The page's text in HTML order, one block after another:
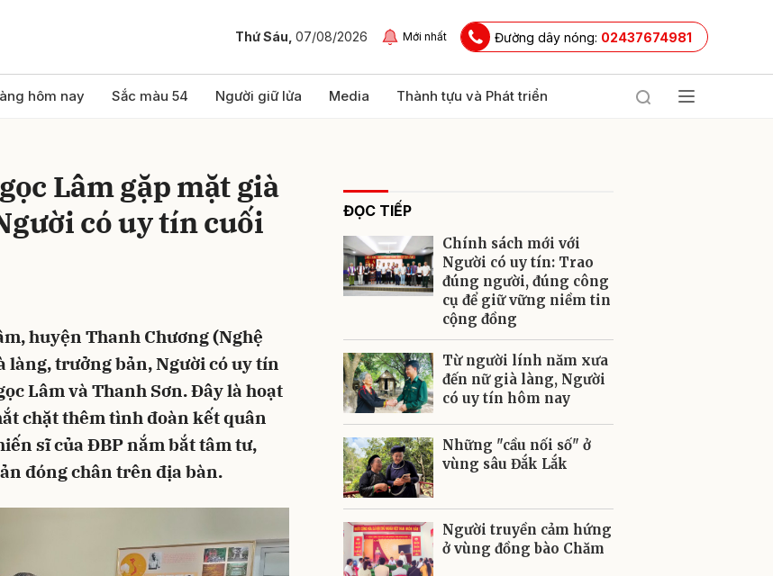
Thứ Sáu, 07/08/2026 Mới nhất Đường dây nóng: 02437674981
hôm nay Sắc màu 54 Người giữ lửa Media Thành tựu và Phát triển
Lâm gặp mặt già
có uy tín cuối
huyện Thanh Chương (Nghệ
làng, trưởng bản, Người có uy tín
Lâm và Thanh Sơn. Đây là hoạt
chặt thêm tình đoàn kết quân
sĩ của ĐBP nắm bắt tâm tư,
đóng chân trên địa bàn.
ĐỌC TIẾP
Chính sách mới với
Người có uy tín: Trao
đúng người, đúng công
cụ để giữ vững niềm tin
cộng đồng
Từ người lính năm xưa
đến nữ già làng, Người
có uy tín hôm nay
Những "cầu nối số" ở
vùng sâu Đắk Lắk
Người truyền cảm hứng
ở vùng đồng bào Chăm
luận
Gửi